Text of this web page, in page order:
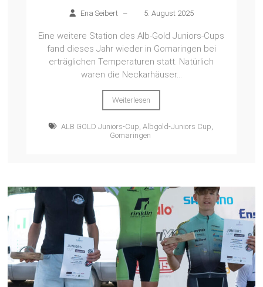
Ena Seibert – 5. August 2025
Eine weitere Station des Alb-Gold Juniors-Cups
fand dieses Jahr wieder in Gomaringen bei
erträglichen Temperaturen statt. Natürlich
waren die Neckarhäuser...
Weiterlesen
ALB GOLD Juniors-Cup,Albgold-Juniors Cup,
Gomaringen